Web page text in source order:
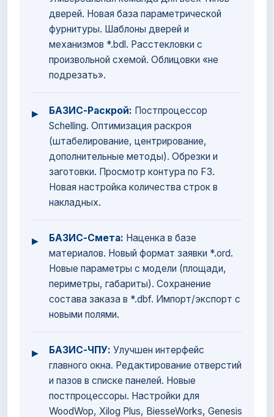
дверей. Новая база параметрической
фурнитуры. Шаблоны дверей и
механизмов *.bdl. Расстекловки с
произвольной схемой. Облицовки «не
подрезать».
▸ БАЗИС-Раскрой: Постпроцессор
Schelling. Оптимизация раскроя
(штабелирование, центрирование,
дополнительные методы). Обрезки и
заготовки. Просмотр контура по F3.
Новая настройка количества строк в
накладных.
▸ БАЗИС-Смета: Наценка в базе
материалов. Новый формат заявки *.ord.
Новые параметры с модели (площади,
периметры, габариты). Сохранение
состава заказа в *.dbf. Импорт/экспорт с
новыми полями.
▸ БАЗИС-ЧПУ: Улучшен интерфейс
главного окна. Редактирование отверстий
и пазов в списке панелей. Новые
постпроцессоры. Настройки для
WoodWop, Xilog Plus, BiesseWorks, Genesis